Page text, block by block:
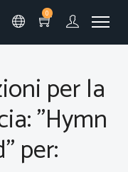
0
per la
"Hymn
per: